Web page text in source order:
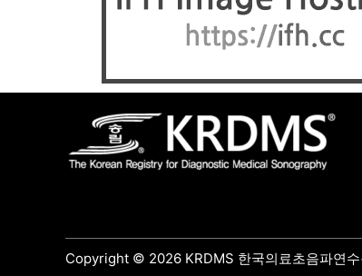
Copyright © 2026 KRDMS 한국의료초음파연